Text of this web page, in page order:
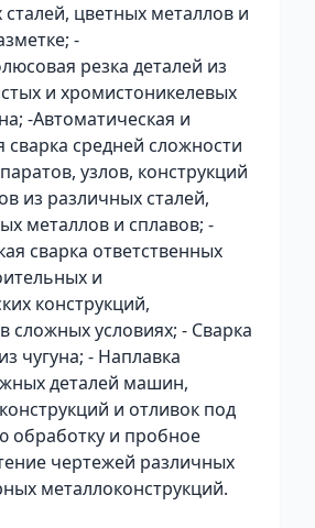
цветных металлов и
-
резка деталей из
и хромистоникелевых
-Автоматическая и
сварка средней сложности
узлов, конструкций
из различных сталей,
металлов и сплавов; -
сварка ответственных
и
конструкций,
сложных условиях; - Сварка
чугуна; - Наплавка
деталей машин,
и отливок под
обработку и пробное
чертежей различных
металлоконструкций.